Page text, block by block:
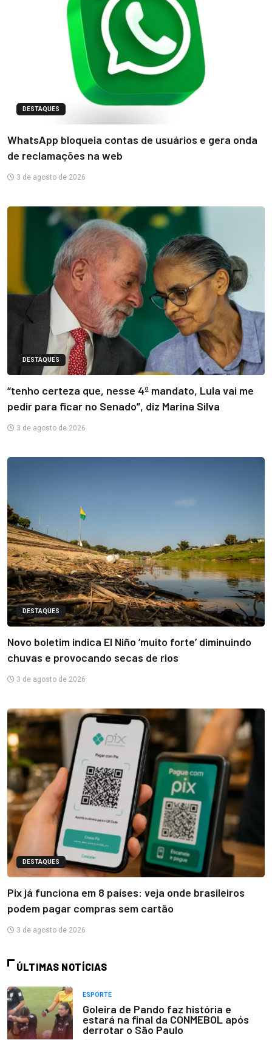
DESTAQUES
WhatsApp bloqueia contas de usuários e gera onda
de reclamações na web
3 de agosto de 2026
DESTAQUES
“tenho certeza que, nesse 4º mandato, Lula vai me
pedir para ficar no Senado”, diz Marina Silva
3 de agosto de 2026
DESTAQUES
Novo boletim indica El Niño ‘muito forte’ diminuindo
chuvas e provocando secas de rios
3 de agosto de 2026
DESTAQUES
Pix já funciona em 8 países: veja onde brasileiros
podem pagar compras sem cartão
3 de agosto de 2026
ÚLTIMAS NOTÍCIAS
ESPORTE
Goleira de Pando faz história e
estará na final da CONMEBOL após
derrotar o São Paulo